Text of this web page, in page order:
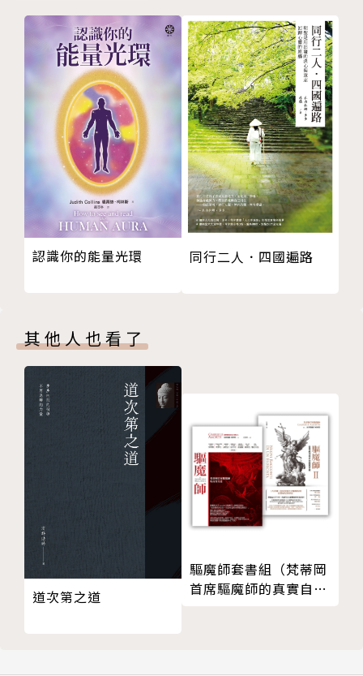
由德籍斯里蘭卡高僧向智長老、何慕斯．海克博士合著
的《佛陀的聖弟子傳》，是一本合集，共介紹了二十五
位弟子，除了波斯匿王的皇后摩利迦並未證果之外，其
他二十四位都是證得初果以上的聖弟子。為了凸顯故事
的主體人物，同時也減輕讀者的閱讀壓力，我們將本書
的內容編譯成四冊發行。為了使單冊購買的讀者，能夠
清楚了解夲系列編製的精神與全貌，我們在每一冊都保
留本系列最精彩的導論，即由菩提比丘所撰寫的〈從經
典中憶念佛陀的聖弟子〉一文，讓讀者掌握閱讀的精
髓。
透過巴利佛典，本書呈現較為接近歷史與人性的原貌，
讓我們一窺從凡夫蛻變為聖者，內心是經歷怎樣的轉
於提升我們心靈的洞見，擴大修行的視野，也為現代的
修行者點燃一盞明燈，照亮修行的前路。
作者簡介
向智長老(Nyanaponika Thera, 1901-1994)
向智長老是我們這個時代最重要的上座部佛教詮釋者。
出生於德國，他於一九三六年，在三界智大長老座下受
戒，直到一九九四年末去世為止，共計度過五十八年的
比丘生活。他是坎迪(Kandy)佛教出版協會的創辦人與
長期編輯。他的著作包括《佛教禪修心要》(The Hear
t of Buddhist Meditation)、《法見》(The Vision
of Dhamma)與《阿毗達磨研究》(Abhidhamma Stu
第七章 佛陀般涅槃前後
第二部 論議第一：摩訶迦旃延
第一章 前言
第二章 輪迴背景
第三章 迦旃延的皈依佛法
第四章 各種事件
第五章 佛陀「略說」的闡述者
第六章 大迦旃延的其他教導
第七章 大迦旃延的偈頌
第八章 註釋書
第三部 從殺人魔到聖者之路：央掘摩羅
第一章 「指鬘」殺人魔
第四章 央掘摩羅的偈頌
第四部 七度出家成為阿羅漢：質多比丘
第一章 六度出家與還俗
第二章 多次出家的前世因緣
【附錄】《佛陀的聖弟子傳》各冊文章的原作出處
認識你的能量光環 同行二人．四國遍路
其他人也看了
道次第之道
驅魔師套書組（梵蒂岡
首席驅魔師的真實自述